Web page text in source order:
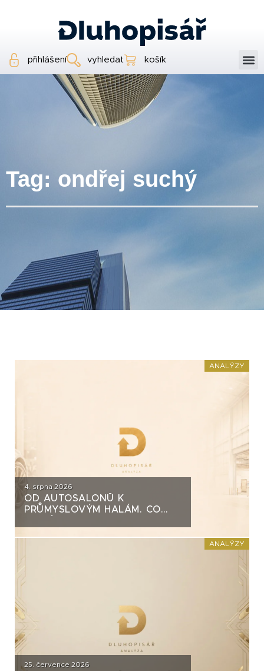
přihlášení vyhledat košík
Tag: ondřej suchý
ANALÝZY
4. srpna 2026
OD AUTOSALONŮ K
PRŮMYSLOVÝM HALÁM. CO
ANALÝZY
25. července 2026